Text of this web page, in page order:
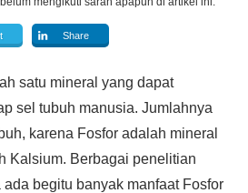
Share
satu mineral yang dapat
sel tubuh manusia. Jumlahnya
karena Fosfor adalah mineral
Kalsium. Berbagai penelitian
begitu banyak manfaat Fosfor